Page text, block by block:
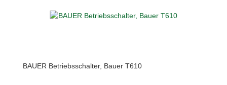
BAUER Betriebsschalter, Bauer T610